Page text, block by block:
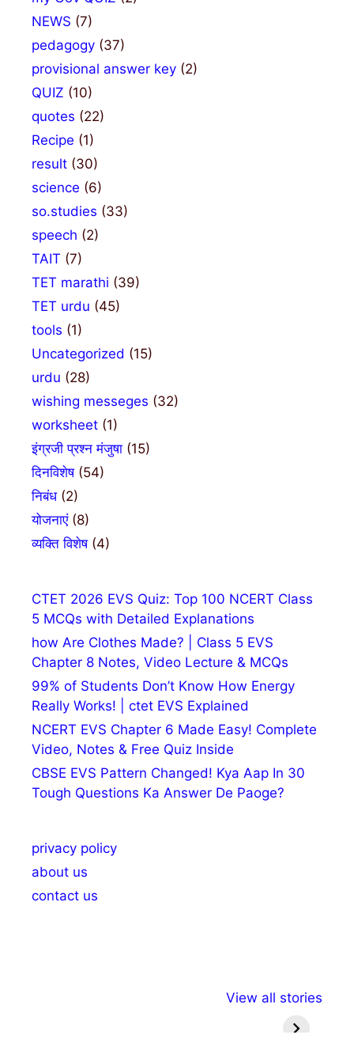
NEWS (7)
pedagogy (37)
provisional answer key (2)
QUIZ (10)
quotes (22)
Recipe (1)
result (30)
science (6)
so.studies (33)
speech (2)
TAIT (7)
TET marathi (39)
TET urdu (45)
tools (1)
Uncategorized (15)
urdu (28)
wishing messeges (32)
worksheet (1)
इंग्रजी प्रश्न मंजुषा (15)
दिनविशेष(54)
निबंध(2)
योजनाएं(8)
व्यक्ति विशेष(4)
CTET 2026 EVS Quiz: Top 100 NCERT Class
5 MCQs with Detailed Explanations
how Are Clothes Made? | Class 5 EVS
Chapter 8 Notes, Video Lecture & MCQs
99% of Students Don’t Know How Energy
Really Works! | ctet EVS Explained
NCERT EVS Chapter 6 Made Easy! Complete
Video, Notes & Free Quiz Inside
CBSE EVS Pattern Changed! Kya Aap In 30
Tough Questions Ka Answer De Paoge?
privacy policy
about us
contact us
View all stories
राष्ट्रीय अल्पसंख्यक
मराठी